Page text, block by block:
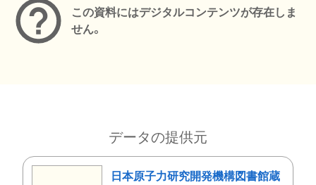
この資料にはデジタルコンテンツが存在しま
せん。
データの提供元
日本原子力研究開発機構図書館蔵